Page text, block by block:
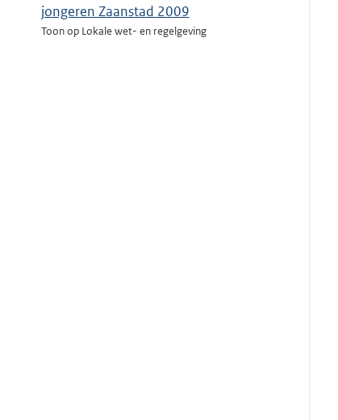
jongeren Zaanstad 2009
Toon op Lokale wet- en regelgeving